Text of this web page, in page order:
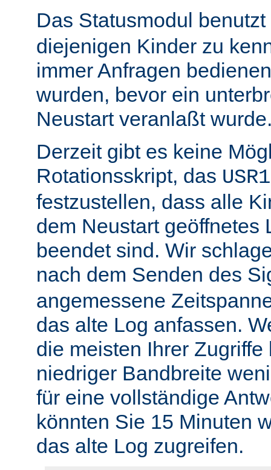
Das Statusmodul
diejenigen Kinder zu
immer Anfragen
wurden, bevor ein
Neustart veranlaßt
Derzeit gibt es keine
Rotationsskript, das USR1
festzustellen, dass alle
dem Neustart geöffnetes
beendet sind. Wir
nach dem Senden des
angemessene
das alte Log anfassen.
die meisten Ihrer
niedriger Bandbreite
für eine vollständige
könnten Sie 15 Minuten
das alte Log zugreifen.